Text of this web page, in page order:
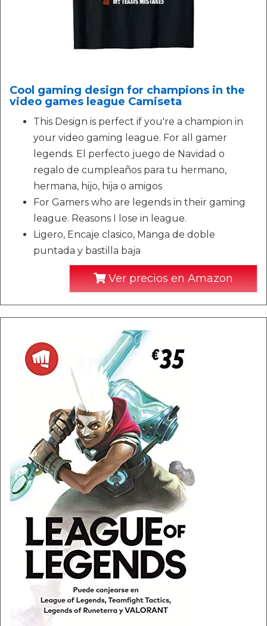
Cool gaming design for champions in the
video games league Camiseta
This Design is perfect if you're a champion in
your video gaming league. For all gamer
legends. El perfecto juego de Navidad o
regalo de cumpleaños para tu hermano,
hermana, hijo, hija o amigos
For Gamers who are legends in their gaming
league. Reasons I lose in league.
Ligero, Encaje clasico, Manga de doble
puntada y bastilla baja
Ver precios en Amazon